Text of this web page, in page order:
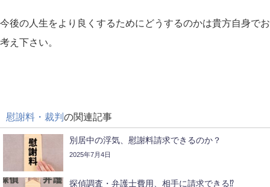
今後の人生をより良くするためにどうするのかは貴方自身でお
考え下さい。
慰謝料・裁判 の関連記事
別居中の浮気、慰謝料請求できるのか？
2025年7月4日
探偵調査・弁護士費用、相手に請求できる⁉